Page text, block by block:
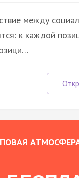
между
к каждой